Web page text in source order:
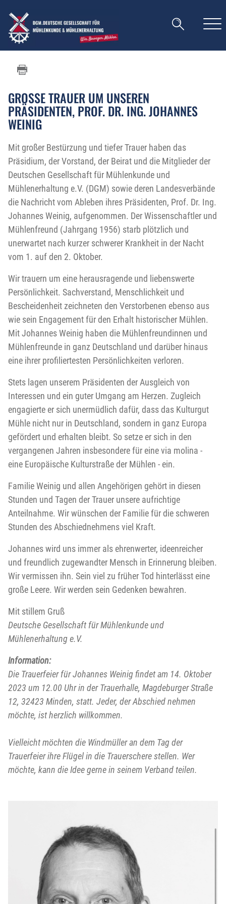
GROSSE TRAUER UM UNSEREN P
RÄSIDENTEN, PROF. DR. ING. JOHANNES W
EINIG
Mit großer Bestürzung und tiefer Trauer haben das
Präsidium, der Vorstand, der Beirat und die Mitglieder der
Deutschen Gesellschaft für Mühlenkunde und
Mühlenerhaltung e.V. (DGM) sowie deren Landesverbände
die Nachricht vom Ableben ihres Präsidenten, Prof. Dr. Ing.
Johannes Weinig, aufgenommen. Der Wissenschaftler und
Mühlenfreund (Jahrgang 1956) starb plötzlich und
unerwartet nach kurzer schwerer Krankheit in der Nacht
vom 1. auf den 2. Oktober.
Wir trauern um eine herausragende und liebenswerte
Persönlichkeit. Sachverstand, Menschlichkeit und
Bescheidenheit zeichneten den Verstorbenen ebenso aus
wie sein Engagement für den Erhalt historischer Mühlen.
Mit Johannes Weinig haben die Mühlenfreundinnen und
Mühlenfreunde in ganz Deutschland und darüber hinaus
eine ihrer profiliertesten Persönlichkeiten verloren.
Stets lagen unserem Präsidenten der Ausgleich von
Interessen und ein guter Umgang am Herzen. Zugleich
engagierte er sich unermüdlich dafür, dass das Kulturgut
Mühle nicht nur in Deutschland, sondern in ganz Europa
gefördert und erhalten bleibt. So setze er sich in den
vergangenen Jahren insbesondere für eine via molina -
eine Europäische Kulturstraße der Mühlen - ein.
Familie Weinig und allen Angehörigen gehört in diesen
Stunden und Tagen der Trauer unsere aufrichtige
Anteilnahme. Wir wünschen der Familie für die schweren
Stunden des Abschiednehmens viel Kraft.
Johannes wird uns immer als ehrenwerter, ideenreicher
und freundlich zugewandter Mensch in Erinnerung bleiben.
Wir vermissen ihn. Sein viel zu früher Tod hinterlässt eine
große Leere. Wir werden sein Gedenken bewahren.
Mit stillem Gruß
Deutsche Gesellschaft für Mühlenkunde und
Mühlenerhaltung e.V.
Information:
Die Trauerfeier für Johannes Weinig findet am 14. Oktober
2023 um 12.00 Uhr in der Trauerhalle, Magdeburger Straße
12, 32423 Minden, statt. Jeder, der Abschied nehmen
möchte, ist herzlich willkommen.
Vielleicht möchten die Windmüller an dem Tag der
Trauerfeier ihre Flügel in die Trauerschere stellen. Wer
möchte, kann die Idee gerne in seinem Verband teilen.